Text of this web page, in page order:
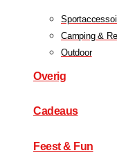
Camping &
Outdoor
Overig
Cadeaus
Feest & Fun